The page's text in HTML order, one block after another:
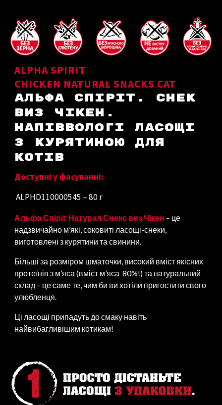
ALPHA SPIRIT
CHICKEN NATURAL SNACKS CAT
АЛЬФА СПІРІТ. СНЕК
ВИЗ ЧІКЕН.
НАПІВВОЛОГІ ЛАСОЩІ
З КУРЯТИНОЮ ДЛЯ
КОТІВ
Доступні у фасуванні:
ALPHD110000545 – 80 г
Альфа Спіріт Натурал Снекс виз Чікен – це
надзвичайно м’які, соковиті ласощі-снеки,
виготовлені з курятини та свинини.
Більші за розміром шматочки, високий вміст якісних
протеїнів з м’яса (вміст м’яса 80%!) та натуральний
склад – це саме те, чим би ви хотіли пригостити свого
улюбленця.
Ці ласощі припадуть до смаку навіть
найвибагливішим котикам!